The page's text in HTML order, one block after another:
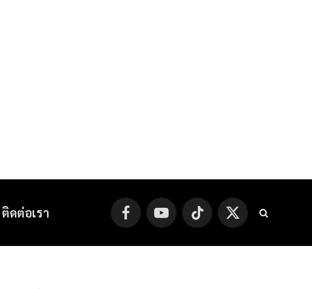
ติดต่อเรา FacebookYouTube TikTok
X
(Twitter)